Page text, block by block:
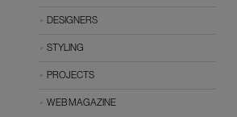
DESIGNERS
STYLING
PROJECTS
WEB MAGAZINE